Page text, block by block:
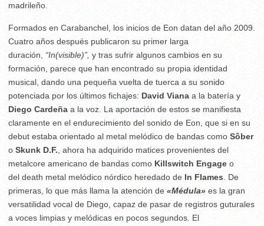
madrileño.
Formados en Carabanchel, los inicios de Eon datan del año 2009.
Cuatro años después publicaron su primer larga
duración, “In(visible)”, y tras sufrir algunos cambios en su
formación, parece que han encontrado su propia identidad
musical, dando una pequeña vuelta de tuerca a su sonido
potenciada por los últimos fichajes: David Viana a la batería y
Diego Cardeña a la voz. La aportación de estos se manifiesta
claramente en el endurecimiento del sonido de Eon, que si en su
debut estaba orientado al metal melódico de bandas como Sôber
o Skunk D.F. , ahora ha adquirido matices provenientes del
metalcore americano de bandas como Killswitch Engage o
del death metal melódico nórdico heredado de In Flames . De
primeras, lo que más llama la atención de «Médula» es la gran
versatilidad vocal de Diego, capaz de pasar de registros guturales
a voces limpias y melódicas en pocos segundos. El